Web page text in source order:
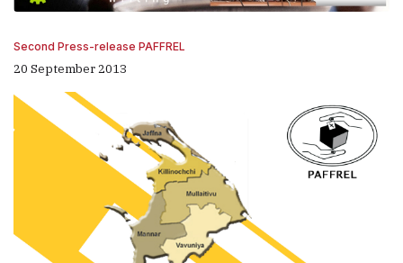
Second Press-release PAFFREL
20 September 2013